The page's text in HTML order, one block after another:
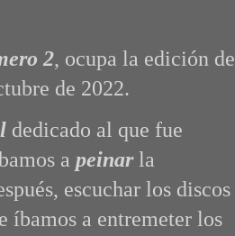
2, ocupa la edición de
de 2022.
dedicado al que fue
a peinarla
escuchar los discos
íbamos a entremeter los